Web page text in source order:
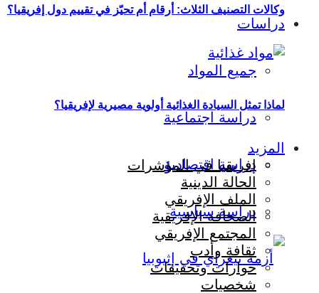
دراسات
جميع المواد
دراسة اجتماعية
دراسة اقتصادية
دراسة سياسية
وكالات التصنيف الثلاث: أرقام أم تحيّز في تقييم دول إفريقيا؟
لماذا تمثل السيادة الغذائية أولوية مصيرية لإفريقيا؟
المزيد
إفريقيا في المؤشرات
الحالة الدينية
الملف الإفريقي
الصحافة الإفريقية
المجتمع الإفريقي
ثقافة وأدب
حوارات وتحقيقات
شخصيات